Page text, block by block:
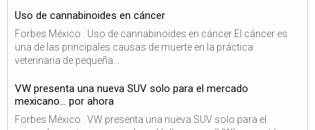
Uso de cannabinoides en cáncer
Forbes México . Uso de cannabinoides en cáncer El cáncer es
una de las principales causas de muerte en la práctica
veterinaria de pequeña...
VW presenta una nueva SUV solo para el mercado
mexicano… por ahora
Forbes México . VW presenta una nueva SUV solo para el